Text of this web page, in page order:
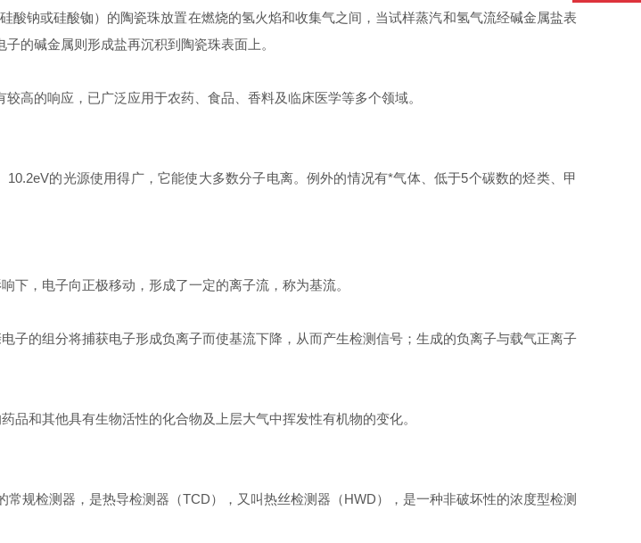
钠或硅酸铷）的陶瓷珠放置在燃烧的氢火焰和收集气之间，当试样蒸汽和氢气流经碱金属盐表
的碱金属则形成盐再沉积到陶瓷珠表面上。
高的响应，已广泛应用于农药、食品、香料及临床医学等多个领域。
的光源使用得广，它能使大多数分子电离。例外的情况有*气体、低于5个碳数的烃类、甲
下，电子向正极移动，形成了一定的离子流，称为基流。
子的组分将捕获电子形成负离子而使基流下降，从而产生检测信号；生成的负离子与载气正离子
和其他具有生物活性的化合物及上层大气中挥发性有机物的变化。
规检测器，是热导检测器（TCD），又叫热丝检测器（HWD），是一种非破坏性的浓度型检测